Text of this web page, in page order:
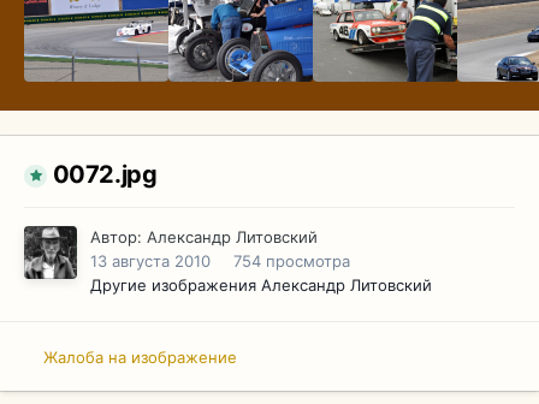
0072.jpg
Автор: Александр Литовский
13 августа 2010
754 просмотра
Другие изображения Александр Литовский
Жалоба на изображение